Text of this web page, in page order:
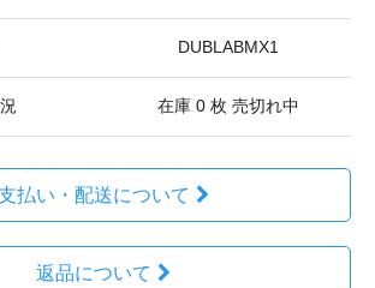
DUBLABMX1
在庫 0 枚 売切れ中
払い・配送について
返品について